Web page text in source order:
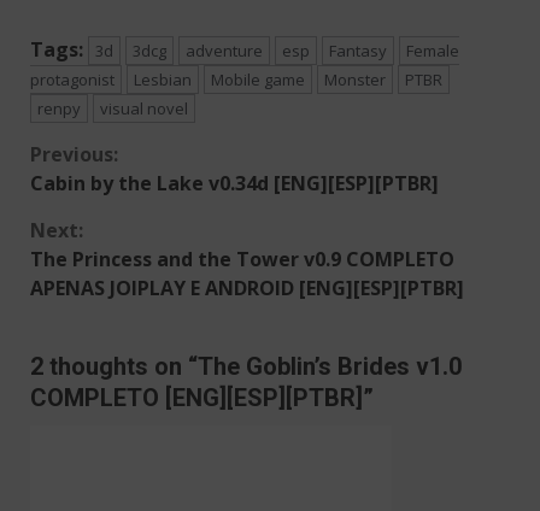
Tags: 3d 3dcg adventure esp Fantasy
Female
protagonist
Lesbian Mobile game Monster
PTBR
renpy
visual novel
Continue
Reading
Previous:
Cabin by the Lake v0.34d [ENG][ESP][PTBR]
Next:
The Princess and the Tower v0.9 COMPLETO
APENAS JOIPLAY E ANDROID [ENG][ESP][PTBR]
2 thoughts on “The Goblin’s Brides v1.0
COMPLETO [ENG][ESP][PTBR] ”